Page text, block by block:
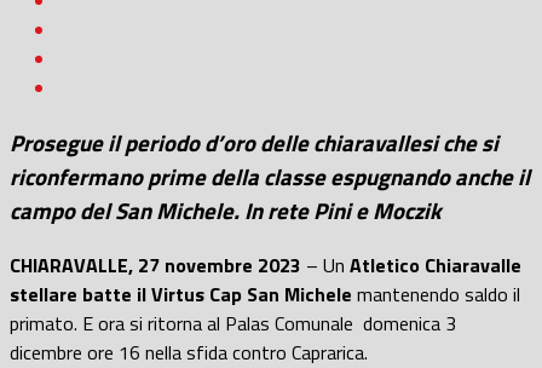
Prosegue il periodo d’oro delle chiaravallesi che si
riconfermano prime della classe espugnando anche il
campo del San Michele. In rete Pini e Moczik
CHIARAVALLE, 27 novembre 2023 – Un Atletico Chiaravalle
stellare batte il Virtus Cap San Michele mantenendo saldo il
primato. E ora si ritorna al Palas Comunale domenica 3
dicembre ore 16 nella sfida contro Caprarica.